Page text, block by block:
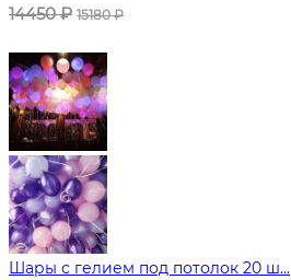
14450₽ 15180₽
Шары с гелием под потолок 20 ш...